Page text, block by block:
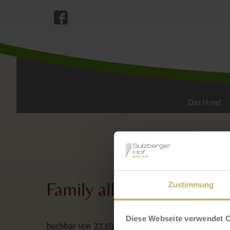
Zustimmung
Diese Webseite verwendet
Das Hotel
Family all inclusive
buchbar von 27.03. - 30.05.2026